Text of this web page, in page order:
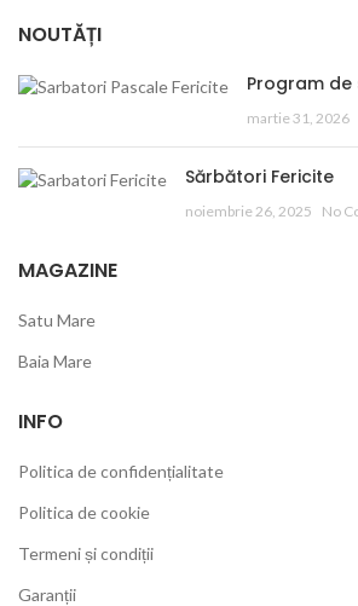
NOUTĂȚI
Program
martie 31, 2026
Sărbători Fericite
noiembrie 26, 2025 No
MAGAZINE
Satu Mare
Baia Mare
INFO
Politica de confidențialitate
Politica de cookie
Termeni și condiții
Garanții